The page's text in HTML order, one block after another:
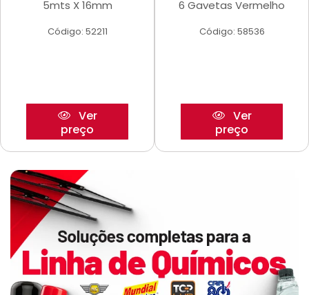
5mts X 16mm
Código: 52211
Ver
preço
6 Gavetas Vermelho
Código: 58536
Ver
preço